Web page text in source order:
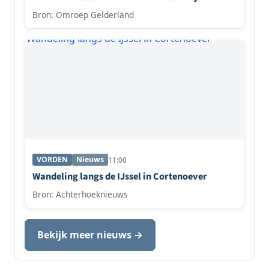
Bron: Omroep Gelderland
VORDEN Nieuws 11:00
Wandeling langs de IJssel in Cortenoever
Bron: Achterhoeknieuws
Bekijk meer nieuws →